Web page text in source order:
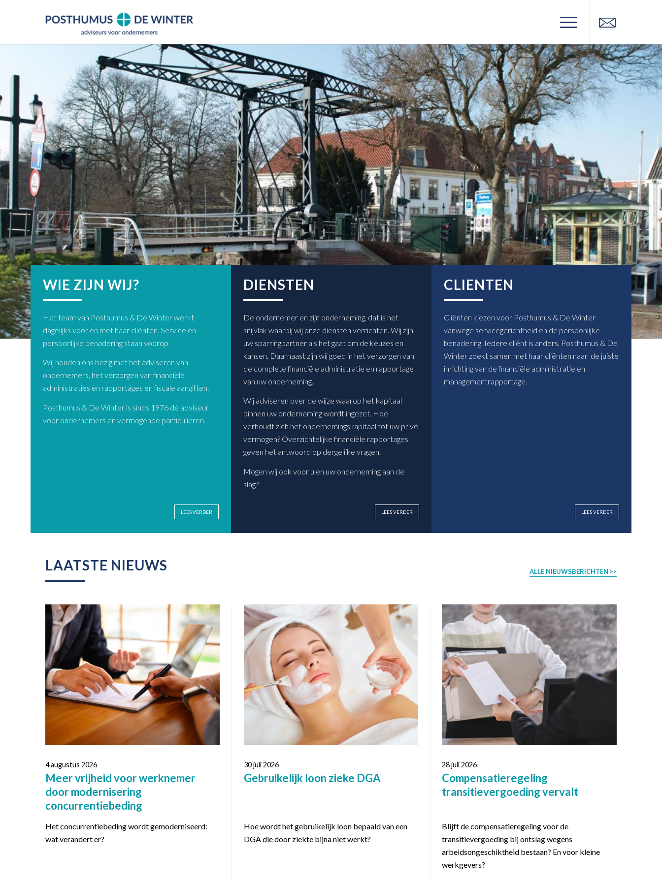
WIE ZIJN WIJ?
Het team van Posthumus & De Winter werkt
dagelijks voor en met haar cliënten. Service en
persoonlijke benadering staan voorop.
Wij houden ons bezig met het adviseren van
ondernemers, het verzorgen van financiële
administraties en rapportages en fiscale aangiften.
Posthumus & De Winter is sinds 1976 dé adviseur
voor ondernemers en vermogende particulieren.
LEES VERDER
DIENSTEN
De ondernemer en zijn onderneming, dat is het
snijvlak waarbij wij onze diensten verrichten. Wij zijn
uw sparringpartner als het gaat om de keuzes en
kansen. Daarnaast zijn wij goed in het verzorgen van
de complete financiële administratie en rapportage
van uw onderneming.
Wij adviseren over de wijze waarop het kapitaal
binnen uw onderneming wordt ingezet. Hoe
verhoudt zich het ondernemingskapitaal tot uw privé
vermogen? Overzichtelijke financiële rapportages
geven het antwoord op dergelijke vragen.
Mogen wij ook voor u en uw onderneming aan de
slag?
LEES VERDER
CLIENTEN
Cliënten kiezen voor Posthumus & De Winter
vanwege servicegerichtheid en de persoonlijke
benadering. Iedere cliënt is anders, Posthumus & De
Winter zoekt samen met haar cliënten naar de juiste
inrichting van de financiële administratie en
managementrapportage.
LEES VERDER
LAATSTE NIEUWS ALLE NIEUWSBERICHTEN >>
4 augustus 2026
Meer vrijheid voor werknemer
door modernisering
concurrentiebeding
Het concurrentiebeding wordt gemoderniseerd:
wat verandert er?
30 juli 2026
Gebruikelijk loon zieke DGA
Hoe wordt het gebruikelijk loon bepaald van een
DGA die door ziekte bijna niet werkt?
28 juli 2026
Compensatieregeling
transitievergoeding vervalt
Blijft de compensatieregeling voor de
transitievergoeding bij ontslag wegens
arbeidsongeschiktheid bestaan? En voor kleine
werkgevers?